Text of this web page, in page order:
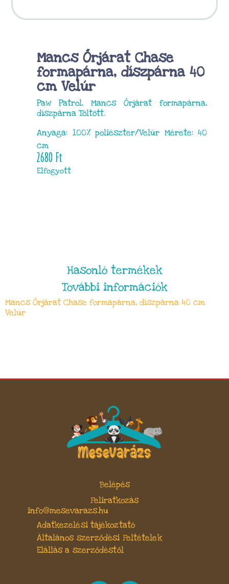
Mancs Őrjárat Chase
formapárna, díszpárna 40
cm Velúr
Paw Patrol, Mancs Őrjárat formapárna,
díszpárna Töltött.
Anyaga: 100% poliészter/Velúr Mérete: 40
cm
2680Ft
Elfogyott
Hasonló termékek
További információk
Mancs Őrjárat Chase formapárna, díszpárna 40 cm
Velúr
Belépés
Feliratkozás
info@mesevarazs.hu
Adatkezelési tájékoztató
Általános szerződési Feltételek
Elállás a szerződéstől